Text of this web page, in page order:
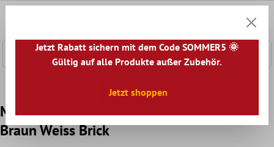
Mosaikfliesen Apollo Naturstein Glasmix
Braun Weiss Brick
Jetzt Rabatt sichern mit dem Code SOMMER5 🌞
Gültig auf alle Produkte außer Zubehör.
Jetzt shoppen